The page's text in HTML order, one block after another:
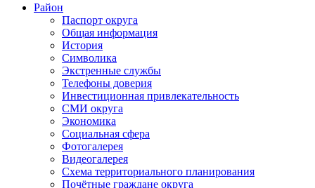
Район
Паспорт округа
Общая информация
История
Символика
Экстренные службы
Телефоны доверия
Инвестиционная привлекательность
СМИ округа
Экономика
Социальная сфера
Фотогалерея
Видеогалерея
Схема территориального планирования
Почётные граждане округа